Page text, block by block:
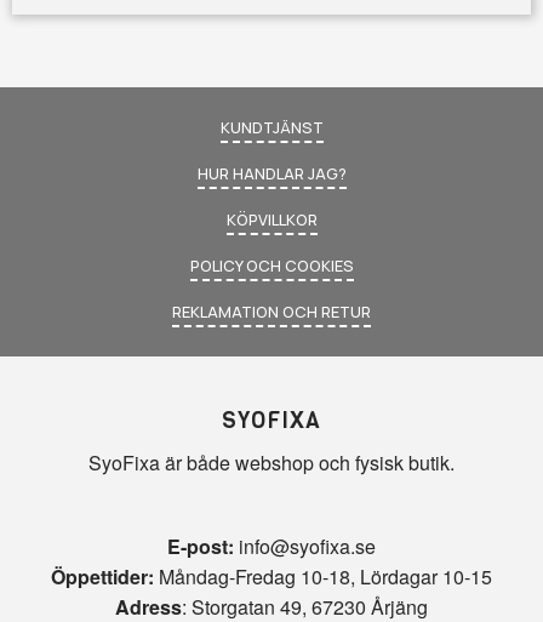
KUNDTJÄNST
HUR HANDLAR JAG?
KÖPVILLKOR
POLICY OCH COOKIES
REKLAMATION OCH RETUR
SYOFIXA
SyoFixa är både webshop och fysisk butik.
E-post: info@syofixa.se
Öppettider: Måndag-Fredag 10-18, Lördagar 10-15
Adress: Storgatan 49, 67230 Årjäng